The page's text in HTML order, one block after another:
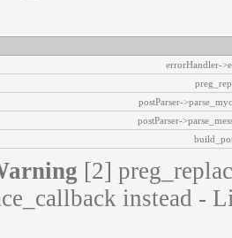
errorHandler-
postParser-
postParser-
[2]
instead -